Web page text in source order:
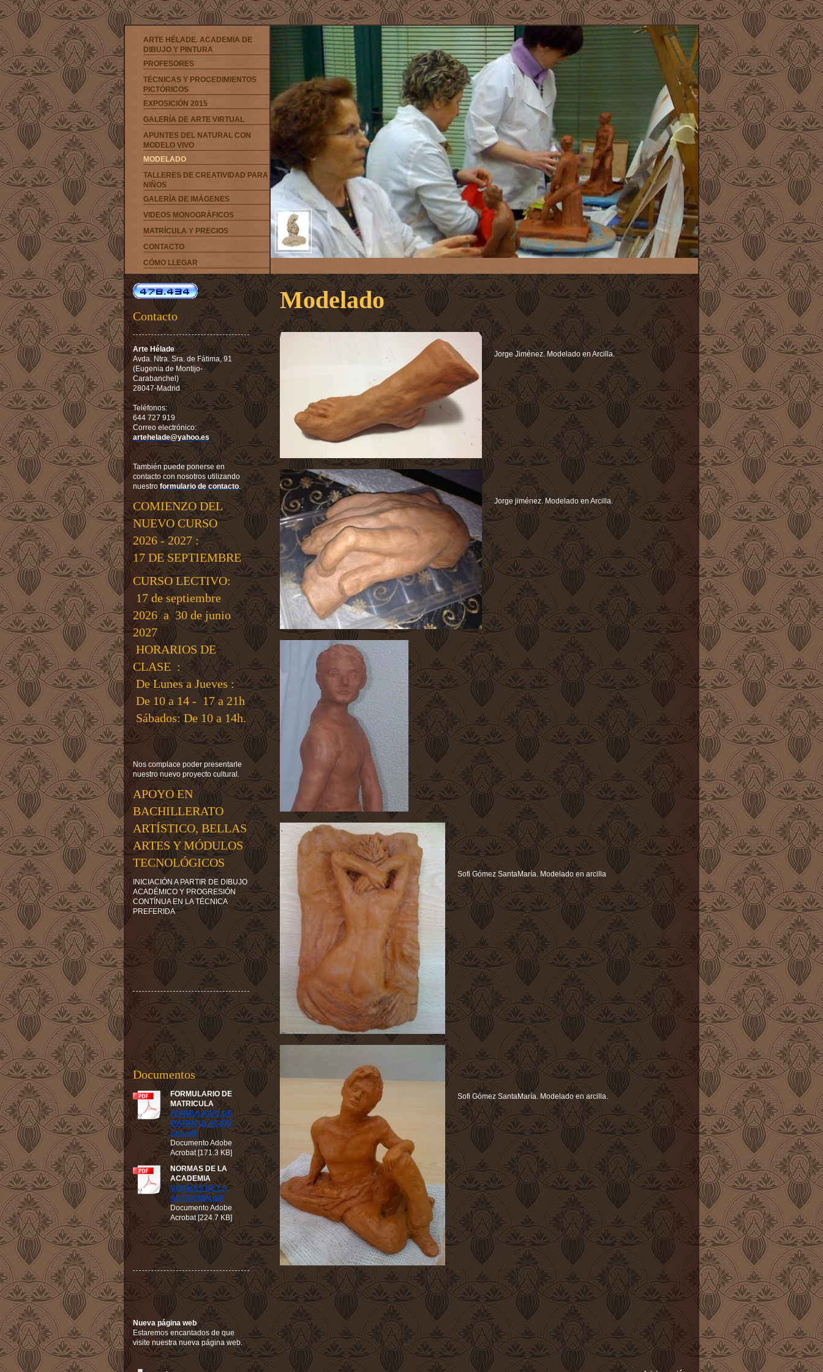
ARTE HÉLADE. ACADEMIA DE
DIBUJO Y PINTURA
PROFESORES
TÉCNICAS Y PROCEDIMIENTOS
PICTÓRICOS
EXPOSICIÓN 2015
GALERÍA DE ARTE VIRTUAL
APUNTES DEL NATURAL CON
MODELO VIVO
MODELADO
TALLERES DE CREATIVIDAD PARA
NIÑOS
GALERÍA DE IMÁGENES
VIDEOS MONOGRÁFICOS
MATRÍCULA Y PRECIOS
CONTACTO
CÓMO LLEGAR
Modelado
Jorge Jiménez. Modelado en Arcilla.
Jorge jiménez. Modelado en Arcilla.
Sofi Gómez SantaMaría. Modelado en arcilla
Sofi Gómez SantaMaría. Modelado en arcilla.
Contacto
Arte Hélade
Avda. Ntra. Sra. de Fátima, 91
(Eugenia de Montijo-
Carabanchel)
28047-Madrid
Teléfonos:
644 727 919
Correo electrónico:
artehelade@yahoo.es
También puede ponerse en
contacto con nosotros utilizando
nuestroformulario de contacto.
COMIENZO DEL
NUEVO CURSO
2026 - 2027 :
17 DE SEPTIEMBRE
CURSO LECTIVO:
17 de septiembre
2026 a 30 de junio
2027
HORARIOS DE
CLASE :
De Lunes a Jueves :
De 10 a 14 - 17 a 21h
Sábados: De 10 a 14h.
Nos complace poder presentarle
nuestro nuevo proyecto cultural.
APOYO EN
BACHILLERATO
ARTÍSTICO, BELLAS
ARTES Y MÓDULOS
TECNOLÓGICOS
INICIACIÓN A PARTIR DE DIBUJO
ACADÉMICO Y PROGRESIÓN
CONTÍNUA EN LA TÉCNICA
PREFERIDA
Documentos
FORMULARIO DE
MATRICULA
FORMULARIO DE
MATRICULACIÓN
web.pdf
Documento Adobe
Acrobat [171.3 KB]
NORMAS DE LA
ACADEMIA
NORMAS DE LA
ACADEMIA.pdf
Documento Adobe
Acrobat [224.7 KB]
Nueva página web
Estaremos encantados de que
visite nuestra nueva página web.